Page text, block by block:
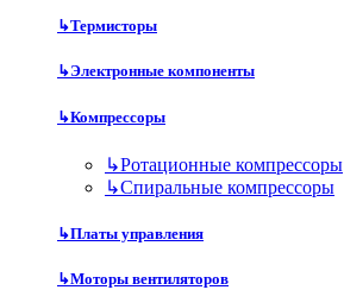
↳Термисторы
↳Электронные компоненты
↳Компрессоры
↳Ротационные компрессоры
↳Спиральные компрессоры
↳Платы управления
↳Моторы вентиляторов